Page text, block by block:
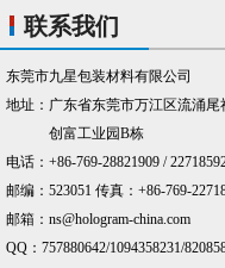
联系我们
东莞市九星包装材料有限公司
地址：广东省东莞市万江区流涌尾
创富工业园B栋
电话：+86-769-28821909 /
邮编：523051 传真：+86-769-
邮箱：ns@hologram-china.com
QQ：757880642/1094358231/